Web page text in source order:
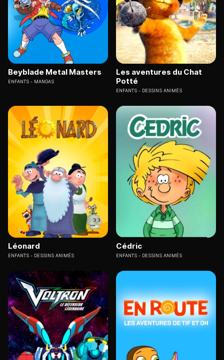
Beyblade Metal Masters
ENFANTS MANGAS
Les aventures du Chat
Potté
ENFANTS DESSINS ANIMÉS
Léonard
ENFANTS DESSINS ANIMÉS
Cédric
ENFANTS DESSINS ANIMÉS